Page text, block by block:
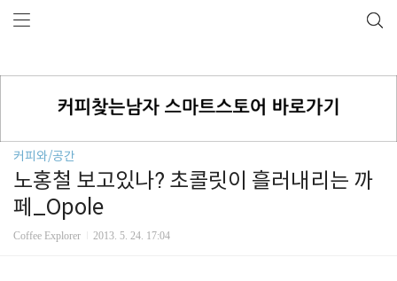
커피와/공간
노홍철 보고있나? 초콜릿이 흘러내리는 까
페_Opole
Coffee Explorer 2013. 5. 24. 17:04